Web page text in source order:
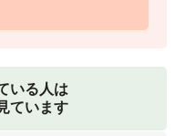
いる人は
ています